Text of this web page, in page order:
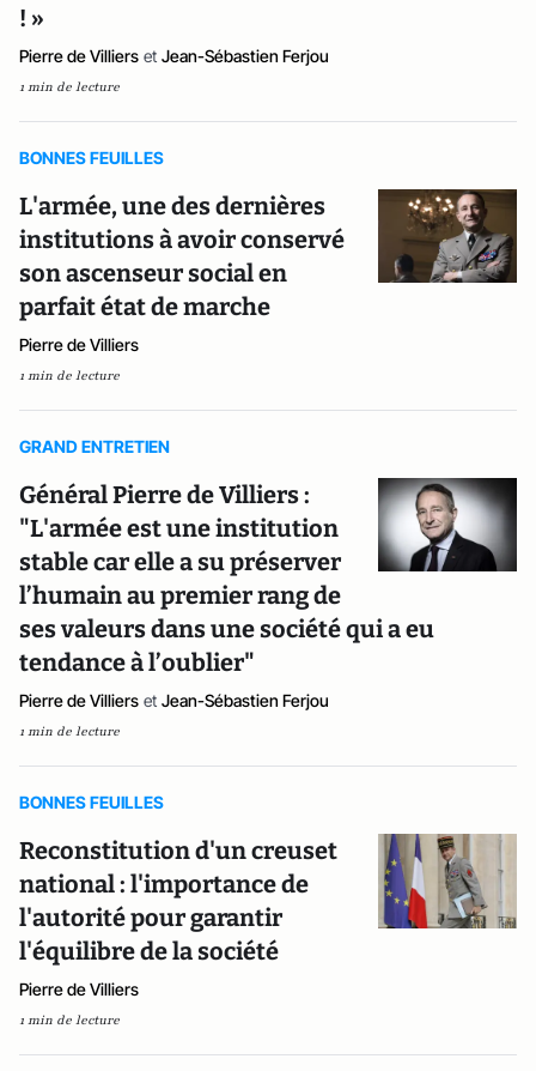
! »
Pierre de Villiers et Jean-Sébastien Ferjou
1 min de lecture
BONNES FEUILLES
L'armée, une des dernières
institutions à avoir conservé
son ascenseur social en
parfait état de marche
Pierre de Villiers
1 min de lecture
GRAND ENTRETIEN
Général Pierre de Villiers :
"L'armée est une institution
stable car elle a su préserver
l’humain au premier rang de
ses valeurs dans une société qui a eu
tendance à l’oublier"
Pierre de Villiers et Jean-Sébastien Ferjou
1 min de lecture
BONNES FEUILLES
Reconstitution d'un creuset
national : l'importance de
l'autorité pour garantir
l'équilibre de la société
Pierre de Villiers
1 min de lecture